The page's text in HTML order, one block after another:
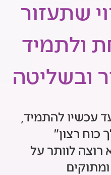
שתעזור
ולתמיד
ובשליטה
עכשיו להתמיד,
כוח רצון"
רוצה לוותר על